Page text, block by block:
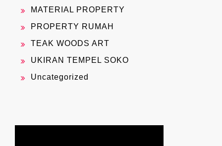
MATERIAL PROPERTY
PROPERTY RUMAH
TEAK WOODS ART
UKIRAN TEMPEL SOKO
Uncategorized